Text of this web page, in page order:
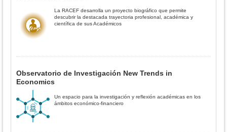
La RACEF desarrolla un proyecto biográfico que permite
descubrir la destacada trayectoria profesional, académica y
científica de sus Académicos
Observatorio de Investigación New Trends in
Economics
Un espacio para la investigación y reflexión académicas en los
ámbitos económico-financiero